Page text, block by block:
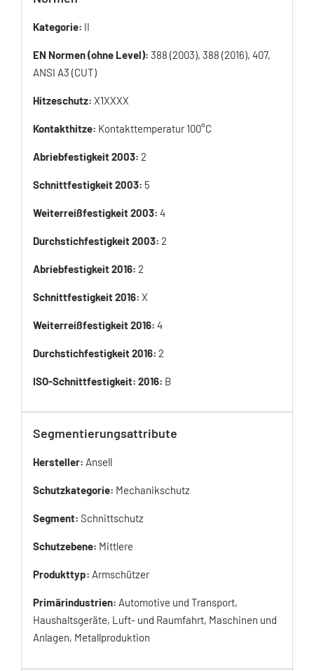
Kategorie: II
EN Normen (ohne Level): 388 (2003), 388 (2016), 407,
ANSI A3 (CUT)
Hitzeschutz: X1XXXX
Kontakthitze: Kontakttemperatur 100°C
Abriebfestigkeit 2003: 2
Schnittfestigkeit 2003: 5
Weiterreißfestigkeit 2003: 4
Durchstichfestigkeit 2003: 2
Abriebfestigkeit 2016: 2
Schnittfestigkeit 2016: X
Weiterreißfestigkeit 2016: 4
Durchstichfestigkeit 2016: 2
ISO-Schnittfestigkeit: 2016: B
Segmentierungsattribute
Hersteller: Ansell
Schutzkategorie: Mechanikschutz
Segment: Schnittschutz
Schutzebene: Mittlere
Produkttyp: Armschützer
Primärindustrien: Automotive und Transport,
Haushaltsgeräte, Luft- und Raumfahrt, Maschinen und
Anlagen, Metallproduktion